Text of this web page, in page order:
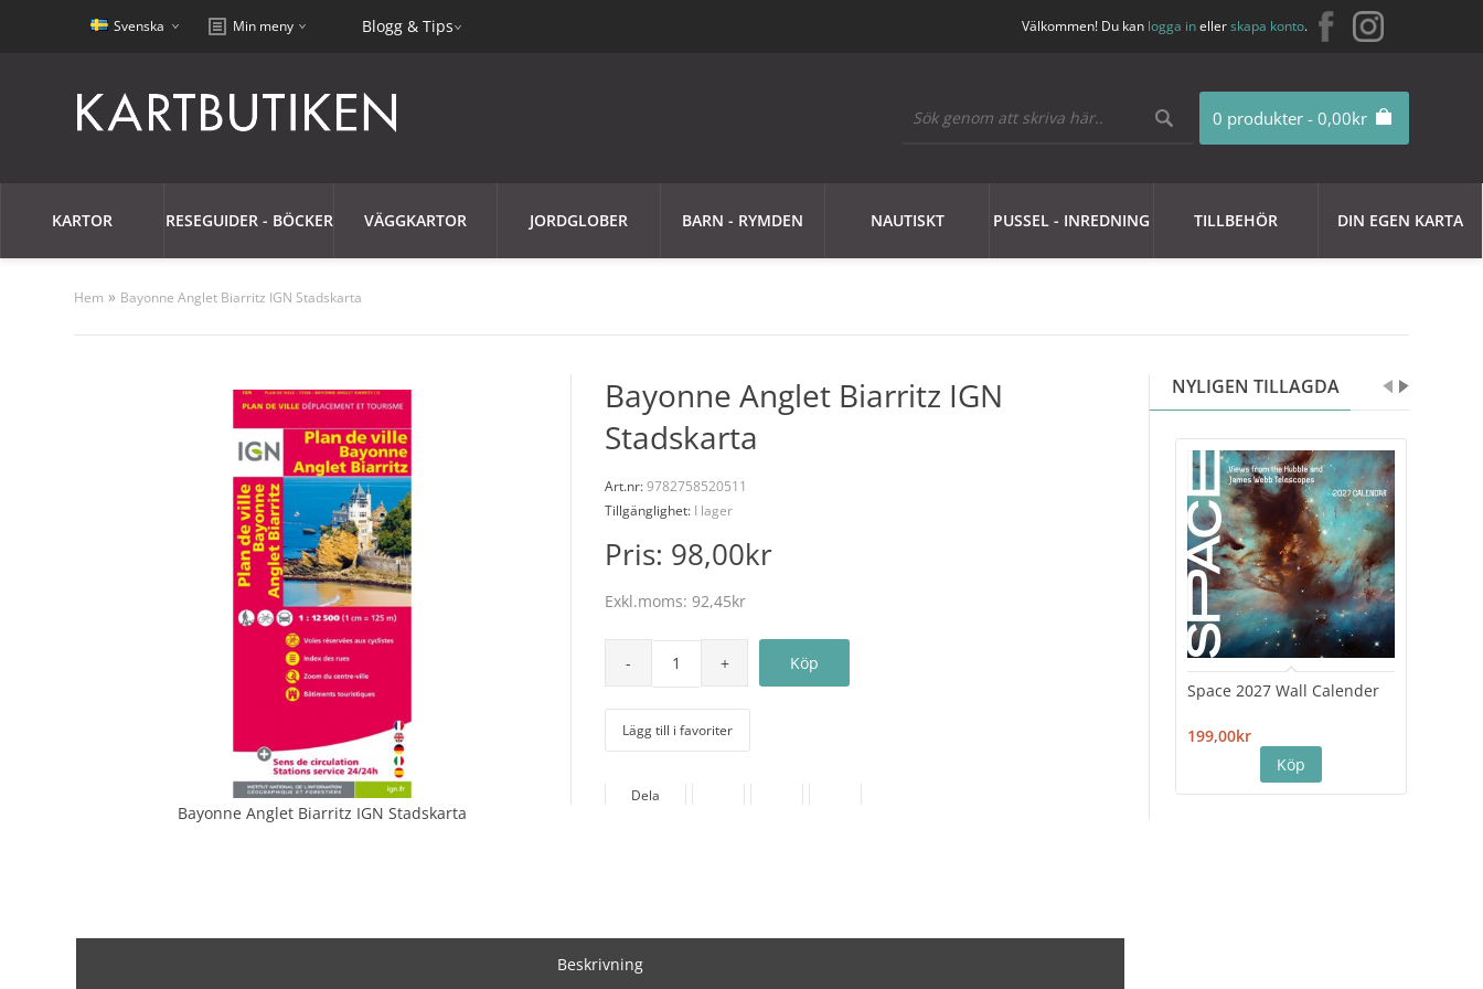
Svenska Min meny Blogg & Tips Välkommen! Du kan logga inellerskapa konto.
0 produkter - 0,00kr
KARTOR RESEGUIDER - BÖCKER VÄGGKARTOR JORDGLOBER BARN - RYMDEN NAUTISKT PUSSEL - INREDNING TILLBEHÖR DIN EGEN KARTA
Hem » Bayonne Anglet Biarritz IGN Stadskarta
NYLIGEN TILLAGDA
Space 2027 Wall Calender
199,00kr
Bayonne Anglet Biarritz IGN Stadskarta
Bayonne Anglet Biarritz IGN
Stadskarta
Art.nr:9782758520511
Tillgänglighet: I lager
Pris: 98,00kr
Exkl.moms:92,45kr
Lägg till i favoriter
Dela
Beskrivning